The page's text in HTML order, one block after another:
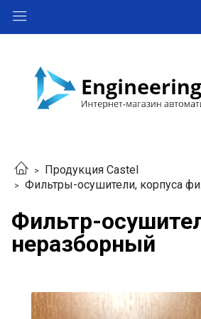
Продукция Castel
Фильтры-осушители, корпуса
Фильтр-
неразборный